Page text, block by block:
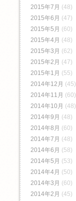
2015年7月 (48)
2015年6月 (47)
2015年5月 (60)
2015年4月 (48)
2015年3月 (62)
2015年2月 (47)
2015年1月 (55)
2014年12月 (45)
2014年11月 (60)
2014年10月 (48)
2014年9月 (48)
2014年8月 (60)
2014年7月 (48)
2014年6月 (58)
2014年5月 (53)
2014年4月 (50)
2014年3月 (60)
2014年2月 (45)